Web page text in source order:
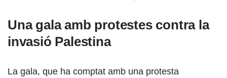
Una gala amb protestes contra la
invasió Palestina
La gala, que ha comptat amb una protesta